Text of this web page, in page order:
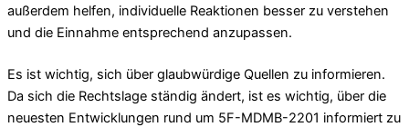
außerdem helfen, individuelle Reaktionen besser zu verstehen
und die Einnahme entsprechend anzupassen.
Es ist wichtig, sich über glaubwürdige Quellen zu informieren.
Da sich die Rechtslage ständig ändert, ist es wichtig, über die
neuesten Entwicklungen rund um 5F-MDMB-2201 informiert zu